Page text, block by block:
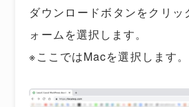
ダウンロードボタンをクリッ
ォームを選択します。
※ここではMacを選択します。